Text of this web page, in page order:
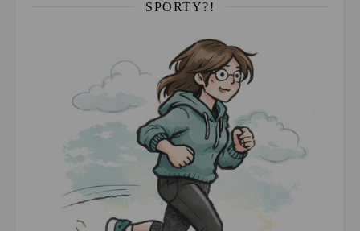
SPORTY?!